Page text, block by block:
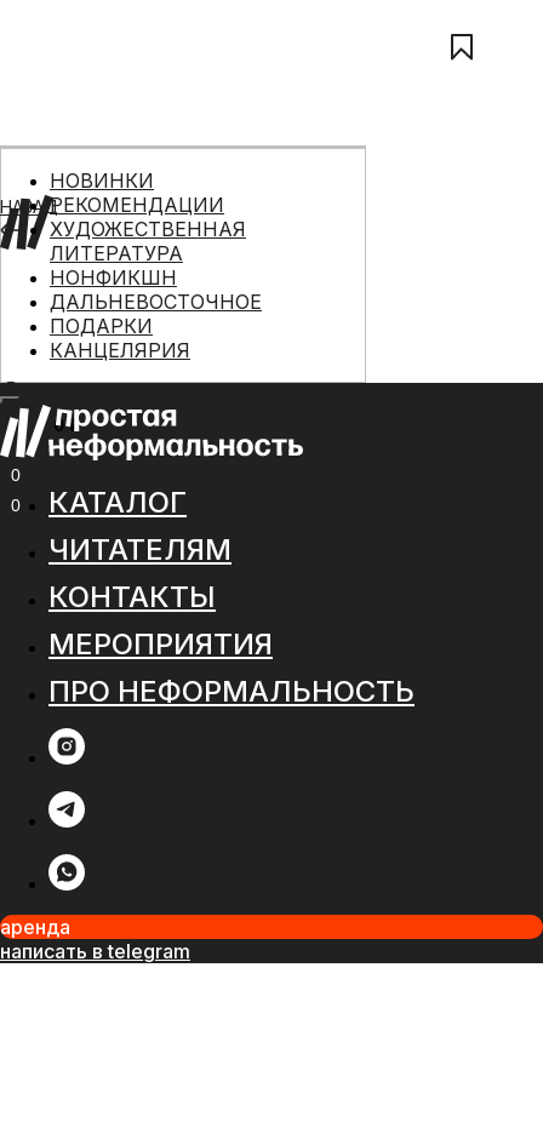
0 ₽
МЕНЮ
0
0
НАЗАД
НОВИНКИ
РЕКОМЕНДАЦИИ
ХУДОЖЕСТВЕННАЯ
ЛИТЕРАТУРА
НОНФИКШН
ДАЛЬНЕВОСТОЧНОЕ
ПОДАРКИ
КАНЦЕЛЯРИЯ
КАТАЛОГ
ЧИТАТЕЛЯМ
КОНТАКТЫ
МЕРОПРИЯТИЯ
ПРО НЕФОРМАЛЬНОСТЬ
аренда
написать в telegram